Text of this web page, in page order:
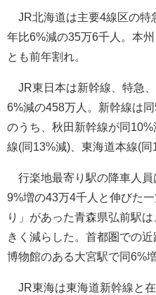
JR北海道は主要4線区の特
年比6%減の35万6千人。本
とも前年割れ。
JR東日本は新幹線、特急
6%減の458万人。新幹線は
のうち、秋田新幹線が同
線(同13%減)、東海道本線(同
行楽地最寄り駅の降車人員
9%増の43万4千人と伸びた
り」があった青森県弘前駅
きく減らした。首都圏での
博物館のある大宮駅で同6%
JR東海は東海道新幹線と